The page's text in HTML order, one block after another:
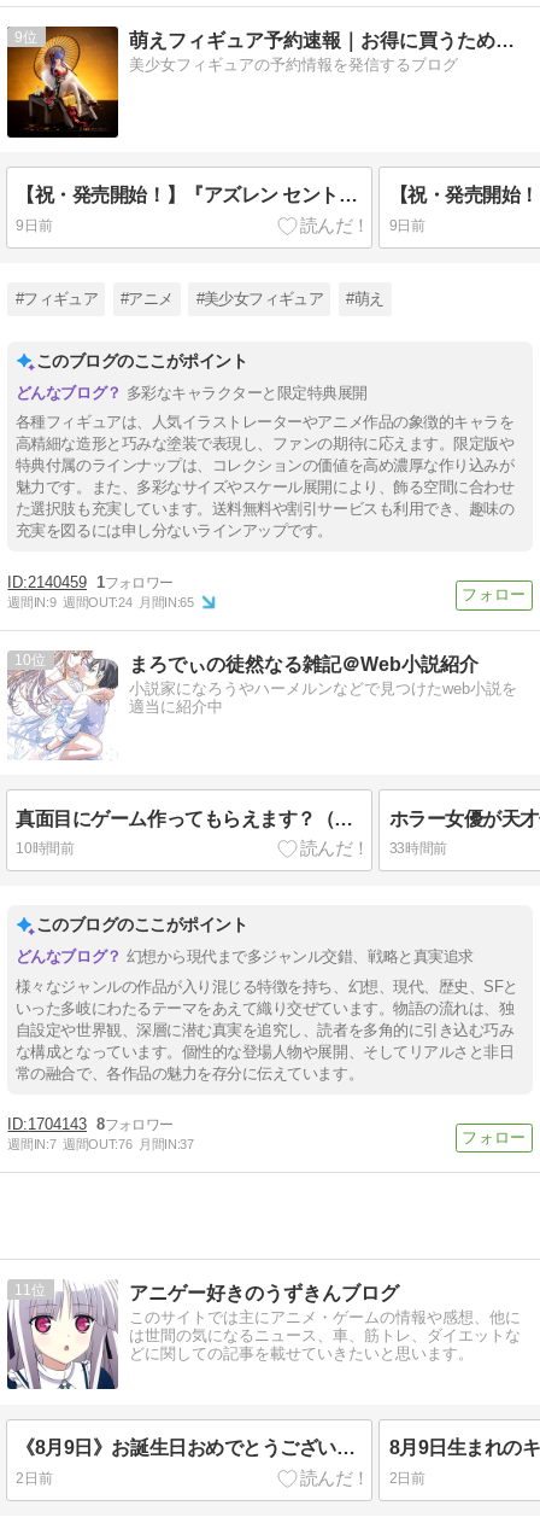
9 萌えフィギュア予約速報｜お得に買うためのホビーブログ
美少女フィギュアの予約情報を発信するブログ
【祝・発売開始！】『アズレン セントルイス ティプシースノー Ver.』1/7フィギュアが本日発売！あみあみで送料無料＆即納スタート！
9日前 9日前
#フィギュア #アニメ #美少女フィギュア #萌え
このブログのここがポイント
多彩なキャラクターと限定特典展開
各種フィギュアは、人気イラストレーターやアニメ作品の象徴的キャラを
高精細な造形と巧みな塗装で表現し、ファンの期待に応えます。限定版や
特典付属のラインナップは、コレクションの価値を高め濃厚な作り込みが
魅力です。また、多彩なサイズやスケール展開により、飾る空間に合わせ
た選択肢も充実しています。送料無料や割引サービスも利用でき、趣味の
充実を図るには申し分ないラインアップです。
2140459 1
週間IN:9 週間OUT:24 月間IN:65
10 まろでぃの徒然なる雑記＠Web小説紹介
小説家になろうやハーメルンなどで見つけたweb小説を
適当に紹介中
真面目にゲーム作ってもらえます？（SAO）/ウルトラ・スーパー・デラックスデスノート（短編）/Fate/Doomsday of the FAKE やべーやつらの聖杯戦争
10時間前 33時間前
このブログのここがポイント
幻想から現代まで多ジャンル交錯、戦略と真実追求
様々なジャンルの作品が入り混じる特徴を持ち、幻想、現代、歴史、SFと
いった多岐にわたるテーマをあえて織り交ぜています。物語の流れは、独
自設定や世界観、深層に潜む真実を追究し、読者を多角的に引き込む巧み
な構成となっています。個性的な登場人物や展開、そしてリアルさと非日
常の融合で、各作品の魅力を存分に伝えています。
1704143 8
週間IN:7 週間OUT:76 月間IN:37
11 アニゲー好きのうずきんブログ
このサイトでは主にアニメ・ゲームの情報や感想、他に
は世間の気になるニュース、車、筋トレ、ダイエットな
どに関しての記事を載せていきたいと思います。
《8月9日》お誕生日おめでとうございます。
2日前
8月9日生まれの
2日前